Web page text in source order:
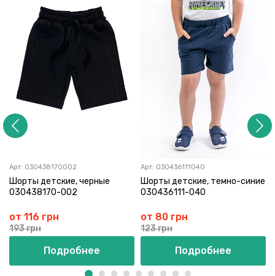
Арт: 030438170002
Шорты детские, черные
030438170-002
от 116 грн
193 грн
Подробнее
Арт: 030436111040
Шорты детские, темно-синие
030436111-040
от 80 грн
123 грн
Подробнее